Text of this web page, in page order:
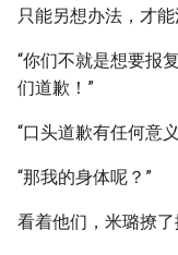
只能另想办法，才能
“你们不就是想要报
们道歉！”
“口头道歉有任何意
“那我的身体呢？”
看着他们，米璐撩了